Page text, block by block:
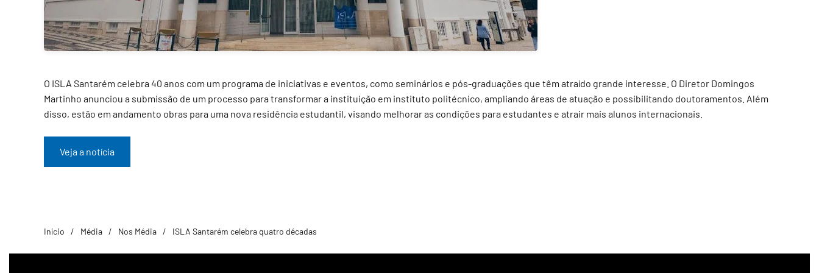
O ISLA Santarém celebra 40 anos com um programa de iniciativas e eventos, como seminários e pós-graduações que têm atraído grande interesse. O Diretor Domingos
Martinho anunciou a submissão de um processo para transformar a instituição em instituto politécnico, ampliando áreas de atuação e possibilitando doutoramentos. Além
disso, estão em andamento obras para uma nova residência estudantil, visando melhorar as condições para estudantes e atrair mais alunos internacionais.
Veja a notícia
Início Média Nos Média ISLA Santarém celebra quatro décadas